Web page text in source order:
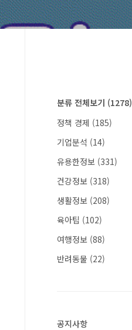
분류 전체보기 (1278)
정책 경제 (185)
기업분석 (14)
유용한정보 (331)
건강정보 (318)
생활정보 (208)
육아팁 (102)
여행정보 (88)
반려동물 (22)
공지사항